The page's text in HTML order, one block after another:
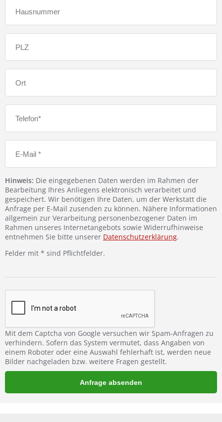
Hinweis: Die eingegebenen Daten werden im Rahmen der
Bearbeitung Ihres Anliegens elektronisch verarbeitet und
gespeichert. Wir benötigen Ihre Daten, um der Werkstatt die
Anfrage per E-Mail zusenden zu können. Nähere Informationen
allgemein zur Verarbeitung personenbezogener Daten im
Rahmen unseres Internetangebots sowie Widerrufhinweise
entnehmen Sie bitte unserer Datenschutzerklärung.
Felder mit * sind Pflichtfelder.
Mit dem Captcha von Google versuchen wir Spam-Anfragen zu
verhindern. Sofern das System vermutet, dass Angaben von
einem Roboter oder eine Auswahl fehlerhaft ist, werden neue
Bilder nachgeladen bzw. weitere Fragen gestellt.